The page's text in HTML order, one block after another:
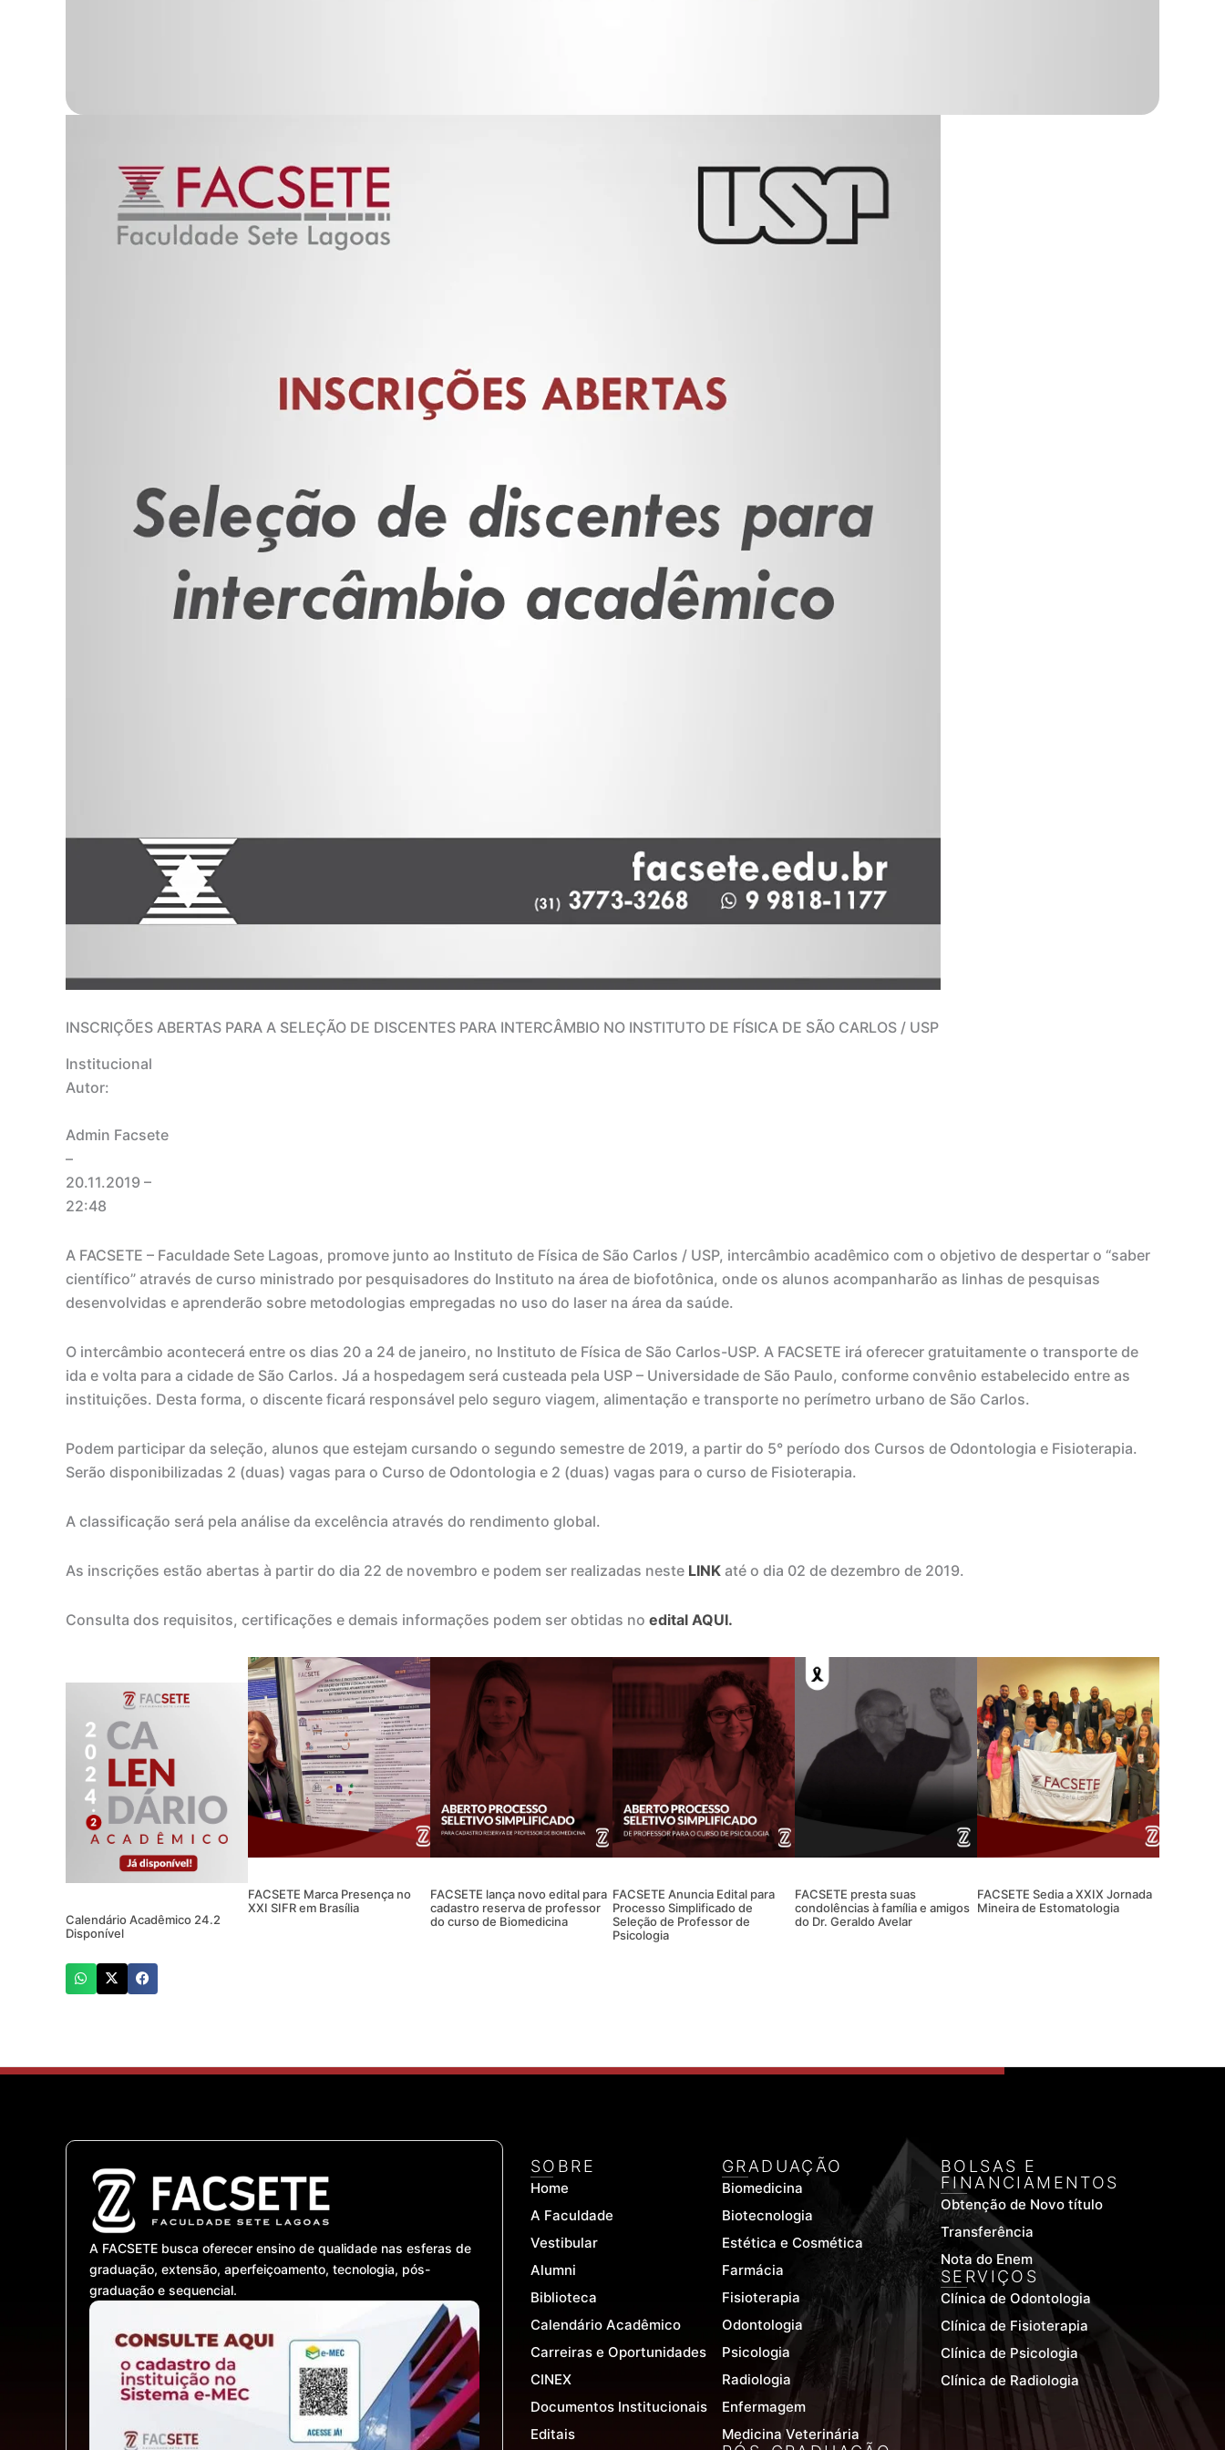
INSCRIÇÕES ABERTAS PARA A SELEÇÃO DE DISCENTES PARA INTERCÂMBIO NO INSTITUTO DE FÍSICA DE SÃO CARLOS / USP
Institucional
Autor:
Admin Facsete
–
20.11.2019 –
22:48
A FACSETE – Faculdade Sete Lagoas, promove junto ao Instituto de Física de São Carlos / USP, intercâmbio acadêmico com o objetivo de despertar o “saber
científico” através de curso ministrado por pesquisadores do Instituto na área de biofotônica, onde os alunos acompanharão as linhas de pesquisas
desenvolvidas e aprenderão sobre metodologias empregadas no uso do laser na área da saúde.
O intercâmbio acontecerá entre os dias 20 a 24 de janeiro, no Instituto de Física de São Carlos-USP. A FACSETE irá oferecer gratuitamente o transporte de
ida e volta para a cidade de São Carlos. Já a hospedagem será custeada pela USP – Universidade de São Paulo, conforme convênio estabelecido entre as
instituições. Desta forma, o discente ficará responsável pelo seguro viagem, alimentação e transporte no perímetro urbano de São Carlos.
Podem participar da seleção, alunos que estejam cursando o segundo semestre de 2019, a partir do 5° período dos Cursos de Odontologia e Fisioterapia.
Serão disponibilizadas 2 (duas) vagas para o Curso de Odontologia e 2 (duas) vagas para o curso de Fisioterapia.
A classificação será pela análise da excelência através do rendimento global.
As inscrições estão abertas à partir do dia 22 de novembro e podem ser realizadas neste LINK até o dia 02 de dezembro de 2019.
Consulta dos requisitos, certificações e demais informações podem ser obtidas no edital AQUI.
Calendário Acadêmico 24.2
Disponível
FACSETE Marca Presença no
XXI SIFR em Brasília
FACSETE lança novo edital para
cadastro reserva de professor
do curso de Biomedicina
FACSETE Anuncia Edital para
Processo Simplificado de
Seleção de Professor de
Psicologia
FACSETE presta suas
condolências à família e amigos
do Dr. Geraldo Avelar
FACSETE Sedia a XXIX Jornada
Mineira de Estomatologia
A FACSETE busca oferecer ensino de qualidade nas esferas de
graduação, extensão, aperfeiçoamento, tecnologia, pós-
graduação e sequencial.
SOBRE
Home
A Faculdade
Vestibular
Alumni
Biblioteca
Calendário Acadêmico
Carreiras e Oportunidades
CINEX
Documentos Institucionais
Editais
GRADUAÇÃO
Biomedicina
Biotecnologia
Estética e Cosmética
Farmácia
Fisioterapia
Odontologia
Psicologia
Radiologia
Enfermagem
Medicina Veterinária
BOLSAS E
FINANCIAMENTOS
Obtenção de Novo título
Transferência
Nota do Enem
SERVIÇOS
Clínica de Odontologia
Clínica de Fisioterapia
Clínica de Psicologia
Clínica de Radiologia